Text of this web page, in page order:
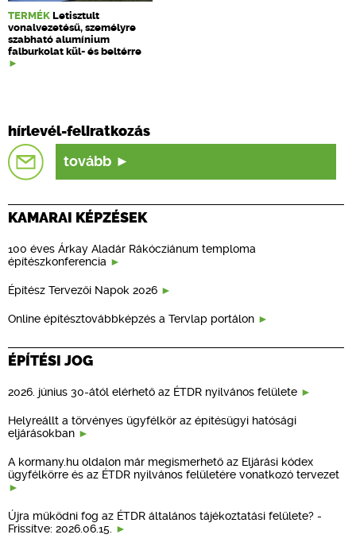
TERMÉK Letisztult
vonalvezetésű, személyre
szabható alumínium
falburkolat kül- és beltérre
hírlevél-feliratkozás
tovább
KAMARAI KÉPZÉSEK
100 éves Árkay Aladár Rákócziánum temploma
építészkonferencia
Építész Tervezői Napok 2026
Online építésztovábbképzés a Tervlap portálon
ÉPÍTÉSI JOG
2026. június 30-ától elérhető az ÉTDR nyilvános felülete
Helyreállt a törvényes ügyfélkör az építésügyi hatósági
eljárásokban
A kormany.hu oldalon már megismerhető az Eljárási kódex
ügyfélkörre és az ÉTDR nyilvános felületére vonatkozó tervezet
Újra működni fog az ÉTDR általános tájékoztatási felülete? -
Frissítve: 2026.06.15.